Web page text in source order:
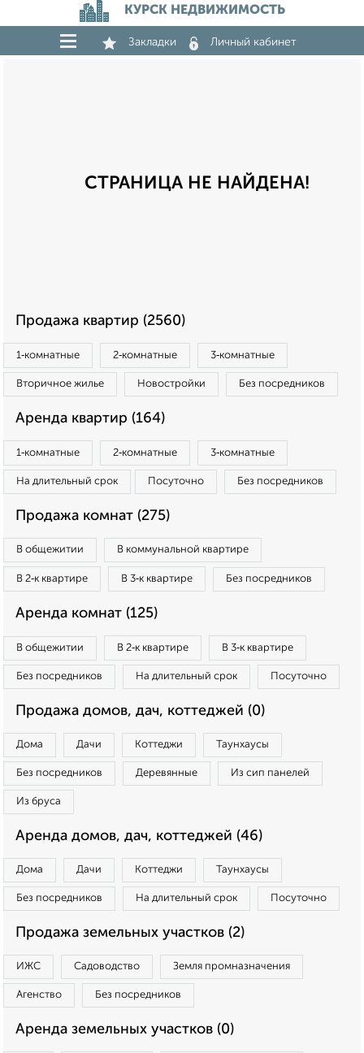
КУРСК НЕДВИЖИМОСТЬ
Закладки Личный кабинет
СТРАНИЦА НЕ НАЙДЕНА!
Продажа квартир (2560)
1‑комнатные 2‑комнатные 3‑комнатные
Вторичное жилье Новостройки Без посредников
Аренда квартир (164)
1‑комнатные 2‑комнатные 3‑комнатные
На длительный срок Посуточно Без посредников
Продажа комнат (275)
В общежитии В коммунальной квартире
В 2‑к квартире В 3‑к квартире Без посредников
Аренда комнат (125)
В общежитии В 2‑к квартире В 3‑к квартире
Без посредников На длительный срок Посуточно
Продажа домов, дач, коттеджей (0)
Дома Дачи Коттеджи Таунхаусы
Без посредников Деревянные Из сип панелей
Из бруса
Аренда домов, дач, коттеджей (46)
Дома Дачи Коттеджи Таунхаусы
Без посредников На длительный срок Посуточно
Продажа земельных участков (2)
ИЖС Садоводство Земля промназначения
Агенство Без посредников
Аренда земельных участков (0)